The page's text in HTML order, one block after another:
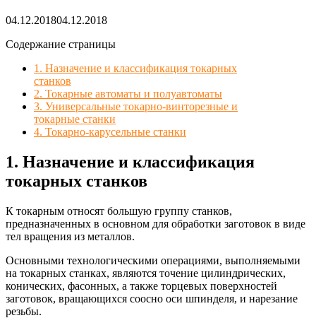
04.12.201804.12.2018
Содержание страницы
1. Назначение и классификация токарных
станков
2. Токарные автоматы и полуавтоматы
3. Универсальные токарно-винторезные и
токарные станки
4. Токарно-карусельные станки
1. Назначение и классификация
токарных станков
К токарным относят большую группу станков,
предназначенных в основном для обработки заготовок в виде
тел вращения из металлов.
Основными технологическими операциями, выполняемыми
на токарных станках, являются точение цилиндрических,
конических, фасонных, а также торцевых поверхностей
заготовок, вращающихся соосно оси шпинделя, и нарезание
резьбы.